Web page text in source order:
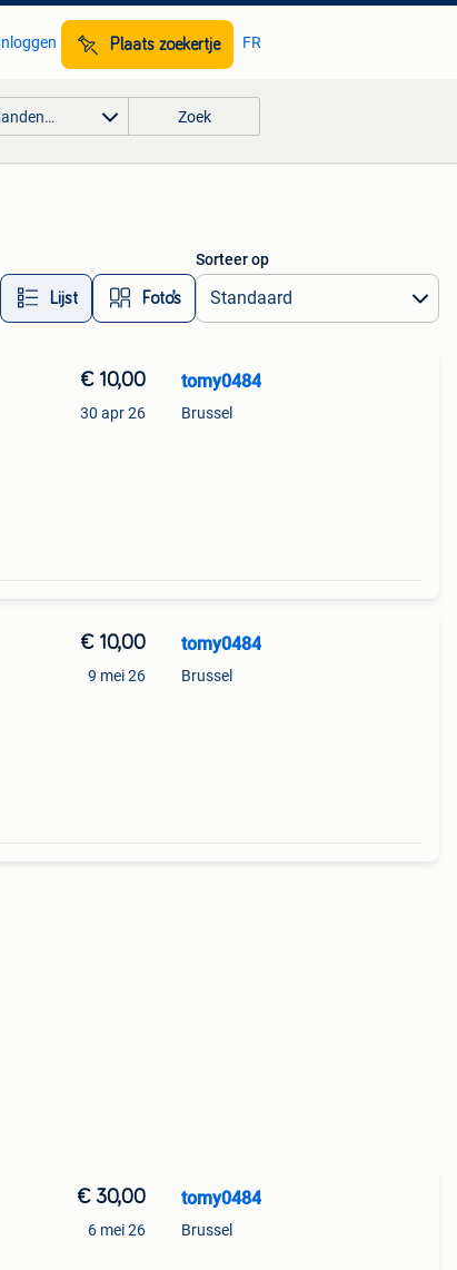
Plaats zoekertje FR
Zoek
Lijst Foto’s
Sorteer op
€ 10,00
30 apr 26
tomy0484
Brussel
€ 10,00
9 mei 26
tomy0484
Brussel
€ 30,00
6 mei 26
tomy0484
Brussel